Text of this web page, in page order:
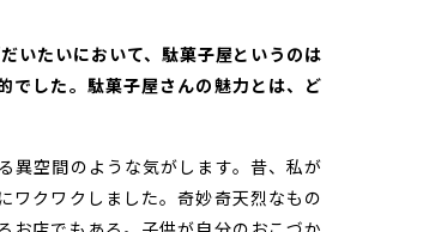
いたいにおいて、駄菓子屋というのは
でした。駄菓子屋さんの魅力とは、ど
異空間のような気がします。昔、私が
ワクワクしました。奇妙奇天烈なもの